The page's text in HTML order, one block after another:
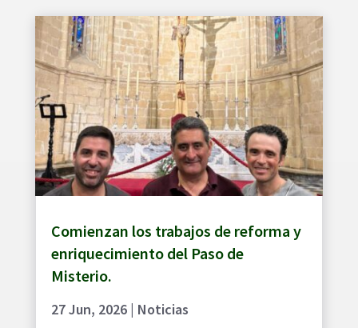
Comienzan los trabajos de reforma y
enriquecimiento del Paso de
Misterio.
27 Jun, 2026| Noticias